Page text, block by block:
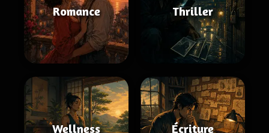
Romance Thriller
Wellness Écriture